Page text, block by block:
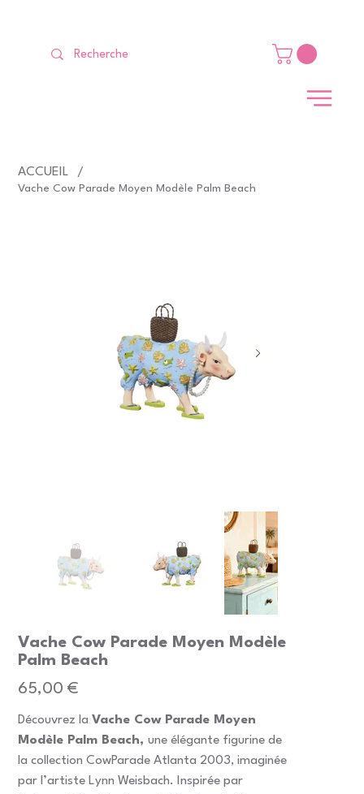
ACCUEIL /
Vache Cow Parade Moyen Modèle Palm Beach
Vache Cow Parade Moyen Modèle
Palm Beach
Prix
65,00 €
Découvrez laVache Cow Parade Moyen
Modèle Palm Beach,une élégante figurine de
la collection CowParade Atlanta 2003, imaginée
par l’artiste Lynn Weisbach. Inspirée par